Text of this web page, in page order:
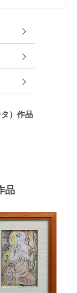
）作品
品